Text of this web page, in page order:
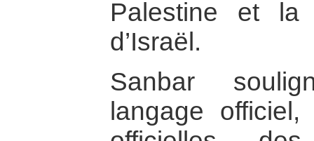
Palestine et la
d’Israël.
Sanbar
langage